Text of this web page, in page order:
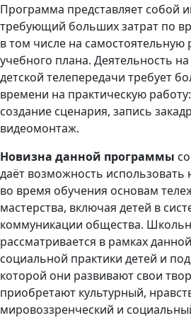
Программа представляет собой
требующий больших затрат по
в том числе на самостоятельную
учебного плана. Деятельность
детской телепередачи требует
времени на практическую
создание сценария, запись
видеомонтаж.
Новизна данной программы
даёт возможность
во время обучения основам
мастерства, включая детей в
коммуникации общества.
рассматривается в рамках
социальной практики детей и
которой они развивают свои
приобретают культурный,
мировоззренческий и